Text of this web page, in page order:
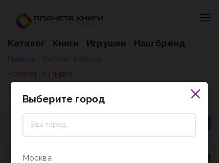
Каталог Книги Игрушки Наш бренд
Главная
Элемент не найден
8 (800) 5000-338
Выберите город
Москва